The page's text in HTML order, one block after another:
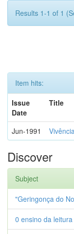
Results 1-1 of 1
Item hits:
Issue
Date
Title
Jun-1991
Discover
Subject
"Geringonça do
0 ensino da